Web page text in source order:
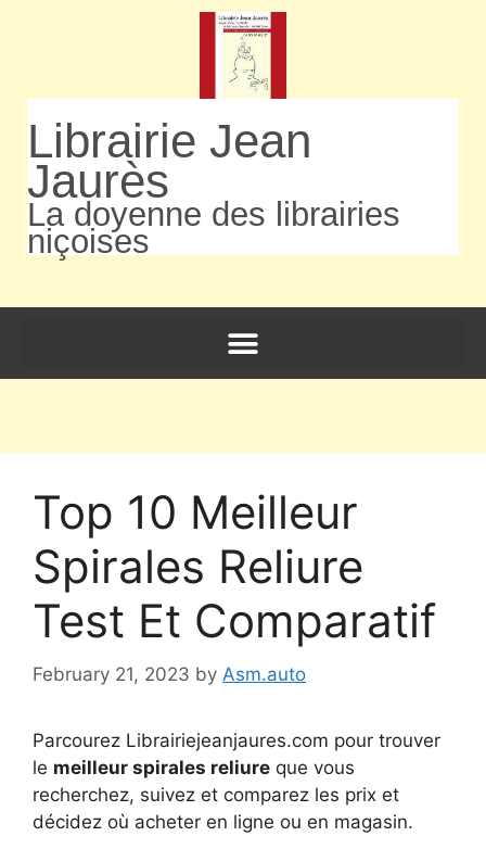
Librairie Jean
Jaurès
La doyenne des librairies
niçoises
Top 10 Meilleur
Spirales Reliure
Test Et Comparatif
February 21, 2023 by Asm.auto
Parcourez Librairiejeanjaures.com pour trouver
le meilleur spirales reliure que vous
recherchez, suivez et comparez les prix et
décidez où acheter en ligne ou en magasin.